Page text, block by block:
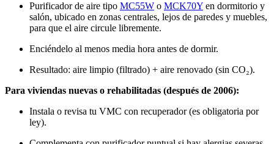
Purificador de aire tipo MC55W o MCK70Y en dormitorio y
salón, ubicado en zonas centrales, lejos de paredes y muebles,
para que el aire circule libremente.
Enciéndelo al menos media hora antes de dormir.
Resultado: aire limpio (filtrado) + aire renovado (sin CO₂).
Para viviendas nuevas o rehabilitadas (después de 2006):
Instala o revisa tu VMC con recuperador (es obligatoria por
ley).